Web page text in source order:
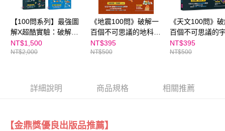
４．使用「AFTEE先享後付」時，將依據個別帳號之用戶狀況，依本公司即
時審查核予不同之上限額度；若仍有額度不足之情形，本公司將視審查結果
請求用戶進行身份認證。
５．嚴禁一人註冊多個帳號或使用他人資訊註冊。若發現惡意使用之情形，
恩沛科技股份有限公司將有權停止該用戶之使用額度並採取法律行動。
【100問系列】最強圖
解X超酷實驗：破解百
個不可思議的海洋、天
文、地科、氣象祕密
NT$1,500
NT$2,000
《地震100問》破解一
百個不可思議的地科祕
密，最強圖解ｘ超酷實
驗
NT$395
NT$500
《天文100問》
百個不可思議的
密，最強圖解X
驗
NT$395
NT$500
詳細說明 商品規格 相關推薦
【金鼎獎優良出版品推薦】